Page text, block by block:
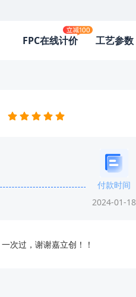
FPC在线计价 工艺参数
付款时间
2024-01-18
次过，谢谢嘉立创！！